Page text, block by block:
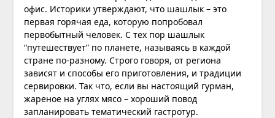
офис. Историки утверждают, что шашлык – это
первая горячая еда, которую попробовал
первобытный человек. С тех пор шашлык
“путешествует” по планете, называясь в каждой
стране по-разному. Строго говоря, от региона
зависят и способы его приготовления, и традиции
сервировки. Так что, если вы настоящий гурман,
жареное на углях мясо – хороший повод
запланировать тематический гастротур.